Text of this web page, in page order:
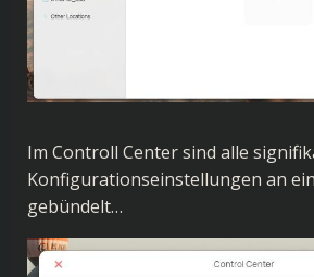
Im Controll Center sind alle
Konfigurationseinstellungen an
gebündelt…